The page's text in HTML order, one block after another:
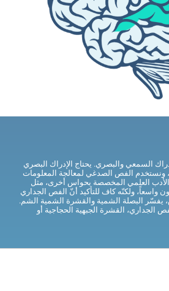
السمعي والبصري. يحتاج الإدراك البصري
ونستخدم الفص الصدغي لمعالجة المعلومات
الأدب العلمي المخصصة بحواس أخرى، مثل
واسعاً، ولكنّه كاف للتأكيد أنّ الفص الجداري
البصلة الشمية والقشرة الشمية الشم.
الجداري، القشرة الجبهية الحجاجية أو